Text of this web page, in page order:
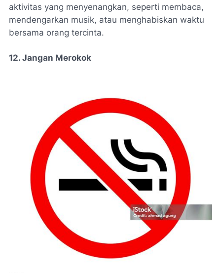
aktivitas yang menyenangkan, seperti membaca,
mendengarkan musik, atau menghabiskan waktu
bersama orang tercinta.
12. Jangan Merokok